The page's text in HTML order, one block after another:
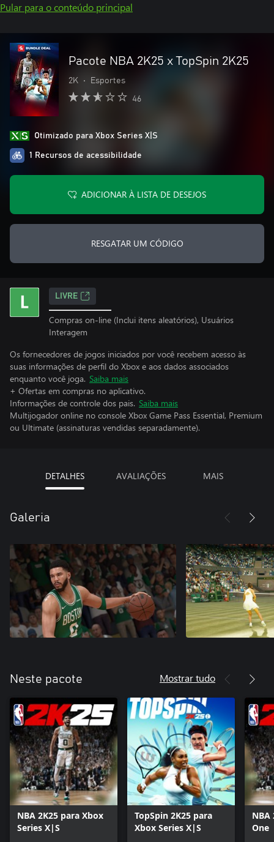
Pular para o conteúdo principal
Pacote NBA 2K25 x TopSpin 2K25
2K • Esportes
46
Otimizado para Xbox Series X|S
1 Recursos de acessibilidade
ADICIONAR À LISTA DE DESEJOS
RESGATAR UM CÓDIGO
LIVRE
Compras on-line (Inclui itens aleatórios), Usuários
Interagem
Os fornecedores de jogos iniciados por você recebem acesso às
suas informações de perfil do Xbox e aos dados associados
enquanto você joga. Saiba mais
+ Ofertas em compras no aplicativo.
Informações de controle dos pais. Saiba mais
Multijogador online no console Xbox Game Pass Essential, Premium
ou Ultimate (assinaturas vendidas separadamente).
DETALHES AVALIAÇÕES MAIS
Galeria
Neste pacote Mostrar tudo
NBA 2K25 para Xbox
Series X|S
TopSpin 2K25 para
Xbox Series X|S
NBA
One